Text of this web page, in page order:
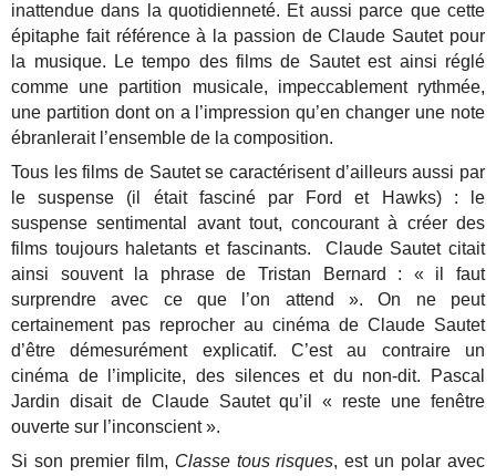
inattendue dans la quotidienneté. Et aussi parce que cette
épitaphe fait référence à la passion de Claude Sautet pour
la musique. Le tempo des films de Sautet est ainsi réglé
comme une partition musicale, impeccablement rythmée,
une partition dont on a l’impression qu’en changer une note
ébranlerait l’ensemble de la composition.
Tous les films de Sautet se caractérisent d’ailleurs aussi par
le suspense (il était fasciné par Ford et Hawks) : le
suspense sentimental avant tout, concourant à créer des
films toujours haletants et fascinants. Claude Sautet citait
ainsi souvent la phrase de Tristan Bernard : « il faut
surprendre avec ce que l’on attend ». On ne peut
certainement pas reprocher au cinéma de Claude Sautet
d’être démesurément explicatif. C’est au contraire un
cinéma de l’implicite, des silences et du non-dit. Pascal
Jardin disait de Claude Sautet qu’il « reste une fenêtre
ouverte sur l’inconscient ».
Si son premier film, Classe tous risques, est un polar avec